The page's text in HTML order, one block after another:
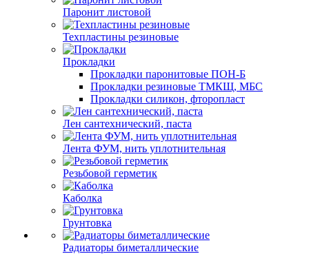
Паронит листовой
Техпластины резиновые
Прокладки
Прокладки паронитовые ПОН-Б
Прокладки резиновые ТМКЩ, МБС
Прокладки силикон, фторопласт
Лен сантехнический, паста
Лента ФУМ, нить уплотнительная
Резьбовой герметик
Каболка
Грунтовка
Радиаторы биметаллические